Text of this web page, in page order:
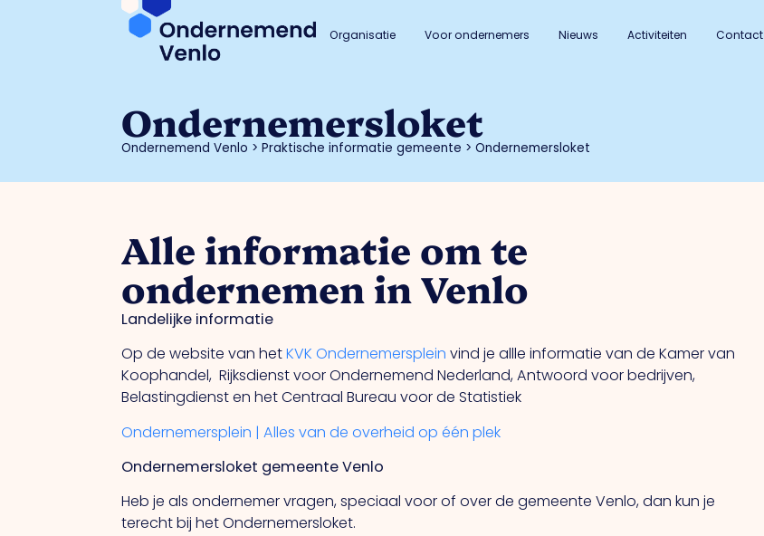
Organisatie Voor ondernemers Nieuws Activiteiten Contact
Ondernemersloket
Ondernemend Venlo >Praktische informatie gemeente >Ondernemersloket
Alle informatie om te
ondernemen in Venlo
Landelijke informatie
Op de website van hetKVK Ondernemersplein vind je allle informatie van de Kamer van
Koophandel, Rijksdienst voor Ondernemend Nederland, Antwoord voor bedrijven,
Belastingdienst en het Centraal Bureau voor de Statistiek
Ondernemersplein | Alles van de overheid op één plek
Ondernemersloket gemeente Venlo
Heb je als ondernemer vragen, speciaal voor of over de gemeente Venlo, dan kun je
terecht bij het Ondernemersloket.